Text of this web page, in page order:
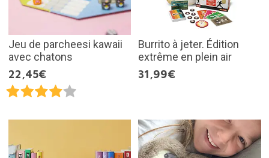
Jeu de parcheesi kawaii
avec chatons
22,45€
Burrito à jeter. Édition
extrême en plein air
31,99€